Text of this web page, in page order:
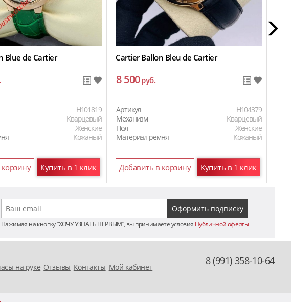
Blue de Cartier
H101819
Кварцевый
Женские
Кожаный
Купить в 1 клик
Cartier Ballon Bleu de Cartier
8 500руб.
Артикул
H104379
Механизм
Кварцевый
Пол
Женские
Материал ремня
Кожаный
Добавить в корзину Купить в 1 клик
Нажимая на кнопку “ХОЧУ УЗНАТЬ ПЕРВЫМ”, вы принимаете условия Публичной оферты
на руке Отзывы Контакты Мой кабинет
8 (991) 358-10-64